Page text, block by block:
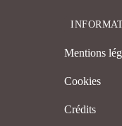
Mentions
Cookies
Crédits